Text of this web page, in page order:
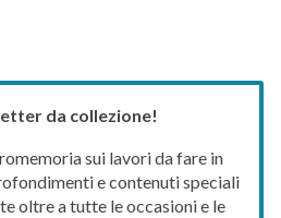
da collezione!
sui lavori da fare in
e contenuti speciali
oltre a tutte le occasioni e le